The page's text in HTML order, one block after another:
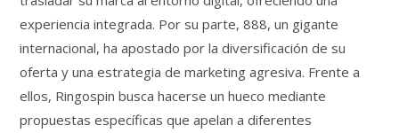
experiencia integrada. Por su parte, 888, un gigante
internacional, ha apostado por la diversificación de su
oferta y una estrategia de marketing agresiva. Frente a
ellos, Ringospin busca hacerse un hueco mediante
propuestas específicas que apelan a diferentes